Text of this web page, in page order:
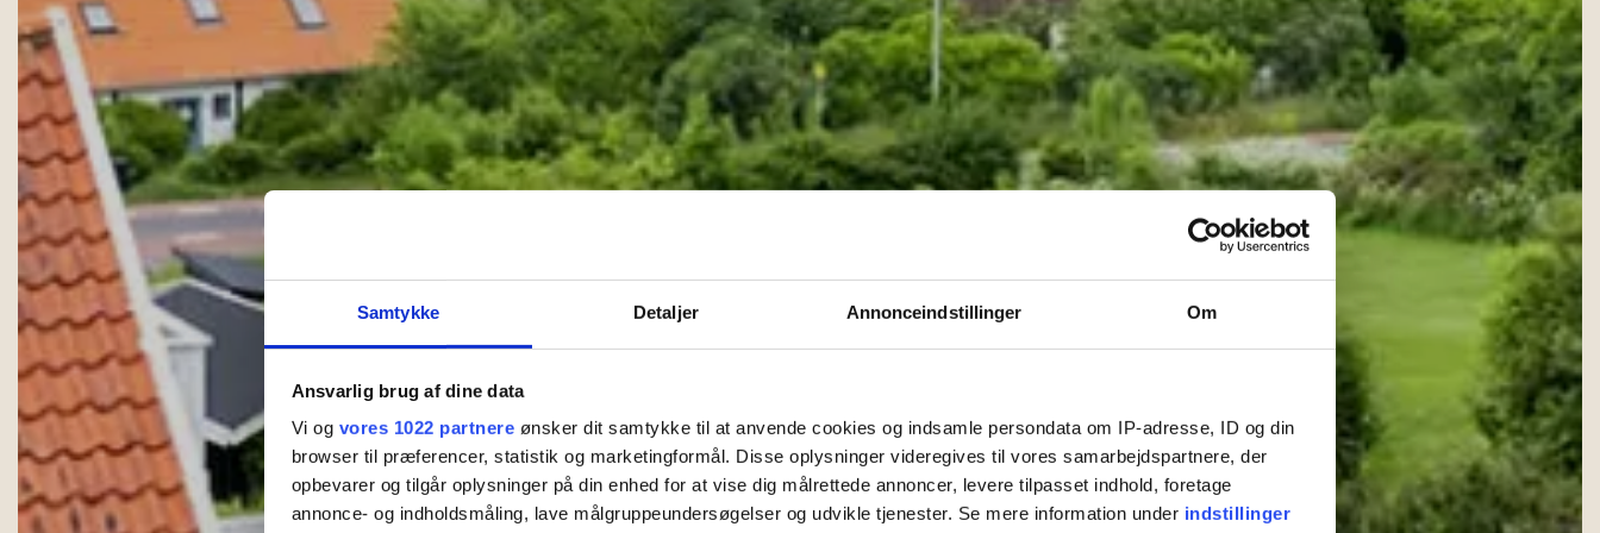
Samtykke Detaljer Annonceindstillinger Om
Ansvarlig brug af dine data
Vi og vores 1022 partnere ønsker dit samtykke til at anvende cookies og indsamle persondata om IP-adresse, ID og din
browser til præferencer, statistik og marketingformål. Disse oplysninger videregives til vores samarbejdspartnere, der
opbevarer og tilgår oplysninger på din enhed for at vise dig målrettede annoncer, levere tilpasset indhold, foretage
annonce- og indholdsmåling, lave målgruppeundersøgelser og udvikle tjenester. Se mere information under indstillinger